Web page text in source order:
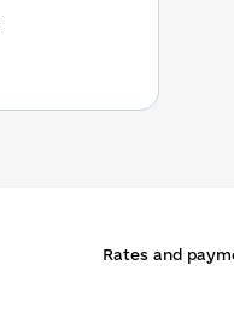
Rates and